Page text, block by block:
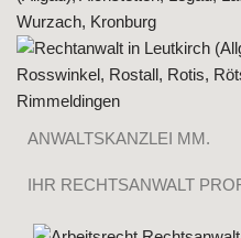
ANWALTSKANZLEI MM.
IHR RECHTSANWALT